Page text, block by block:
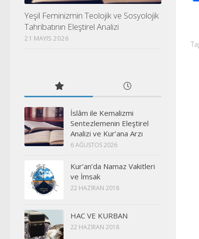
Yeşil Feminizmin Teolojik ve Sosyolojik
Tahribatının Eleştirel Analizi
21 MAYIS 2026
İslâm ile Kemalizmi
Sentezlemenin Eleştirel
Analizi ve Kur’ana Arzı
6 AĞUSTOS 2026
Kur’an’da Namaz Vakitleri
ve İmsak
22 HAZIRAN 2018
HAC VE KURBAN
22 HAZIRAN 2018